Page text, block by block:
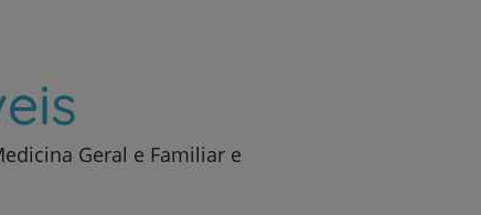
Geral e Familiar e